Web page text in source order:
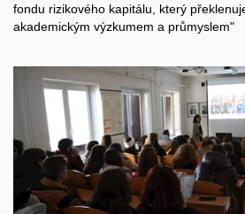
fondu rizikového kapitálu, který
akademickým výzkumem a průmyslem"